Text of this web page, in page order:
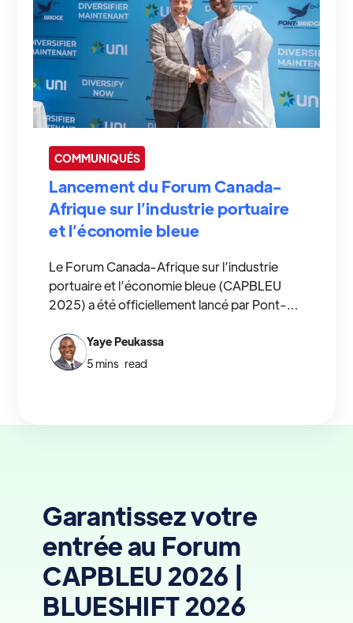
COMMUNIQUÉS
Lancement du Forum Canada-
Afrique sur l’industrie portuaire
et l’économie bleue
Le Forum Canada-Afrique sur l’industrie
portuaire et l’économie bleue (CAPBLEU
2025) a été officiellement lancé par Pont-
Coopération financière.
Yaye Peukassa
5 mins read
Garantissez votre
entrée au Forum
CAPBLEU 2026 |
BLUESHIFT 2026